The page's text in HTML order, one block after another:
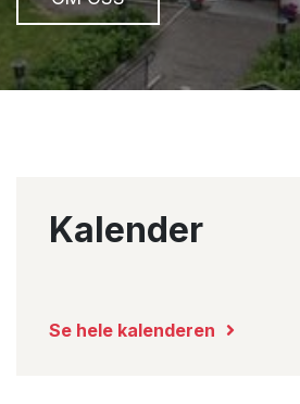
Kalender
Se hele kalenderen